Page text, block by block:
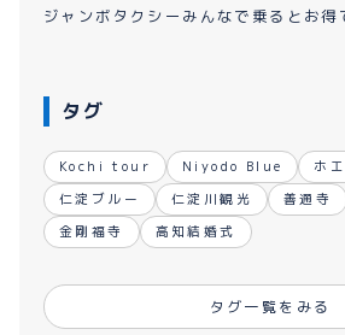
ジャンボタクシーみんなで乗るとお得
タグ
Kochi tour Niyodo Blue
ホ
仁淀ブルー
仁淀川観光 善通寺
金剛福寺
高知結婚式
タグ一覧をみる